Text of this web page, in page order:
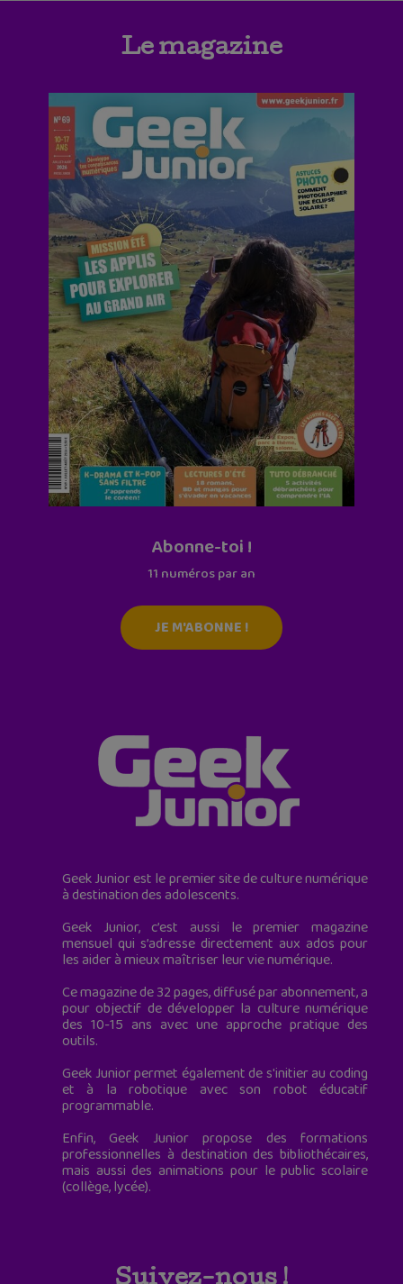
Le magazine
Abonne-toi !
11 numéros par an
JE M'ABONNE !
Geek Junior est le premier site de culture numérique
à destination des adolescents.
Geek Junior, c’est aussi le premier magazine
mensuel qui s’adresse directement aux ados pour
les aider à mieux maîtriser leur vie numérique.
Ce magazine de 32 pages, diffusé par abonnement, a
pour objectif de développer la culture numérique
des 10-15 ans avec une approche pratique des
outils.
Geek Junior permet également de s'initier au coding
et à la robotique avec son robot éducatif
programmable.
Enfin, Geek Junior propose des formations
professionnelles à destination des bibliothécaires,
mais aussi des animations pour le public scolaire
(collège, lycée).